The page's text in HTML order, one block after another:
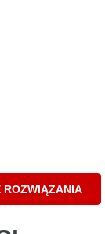
ROZWIĄZANIA